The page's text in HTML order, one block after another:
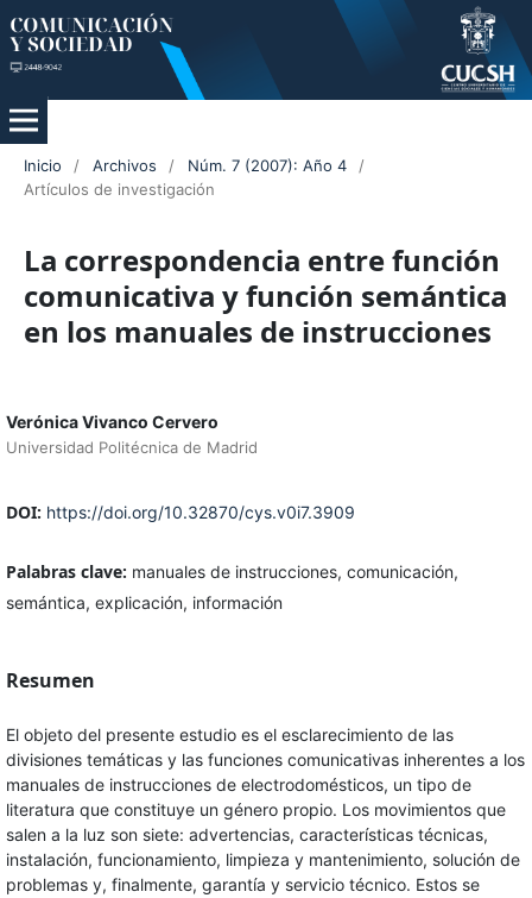
Inicio / Archivos / Núm. 7 (2007): Año 4
/
Artículos de investigación
La correspondencia entre función
comunicativa y función semántica
en los manuales de instrucciones
Verónica Vivanco Cervero
Universidad Politécnica de Madrid
DOI: https://doi.org/10.32870/cys.v0i7.3909
Palabras clave: manuales de instrucciones, comunicación,
semántica, explicación, información
Resumen
El objeto del presente estudio es el esclarecimiento de las
divisiones temáticas y las funciones comunicativas inherentes a los
manuales de instrucciones de electrodomésticos, un tipo de
literatura que constituye un género propio. Los movimientos que
salen a la luz son siete: advertencias, características técnicas,
instalación, funcionamiento, limpieza y mantenimiento, solución de
problemas y, finalmente, garantía y servicio técnico. Estos se